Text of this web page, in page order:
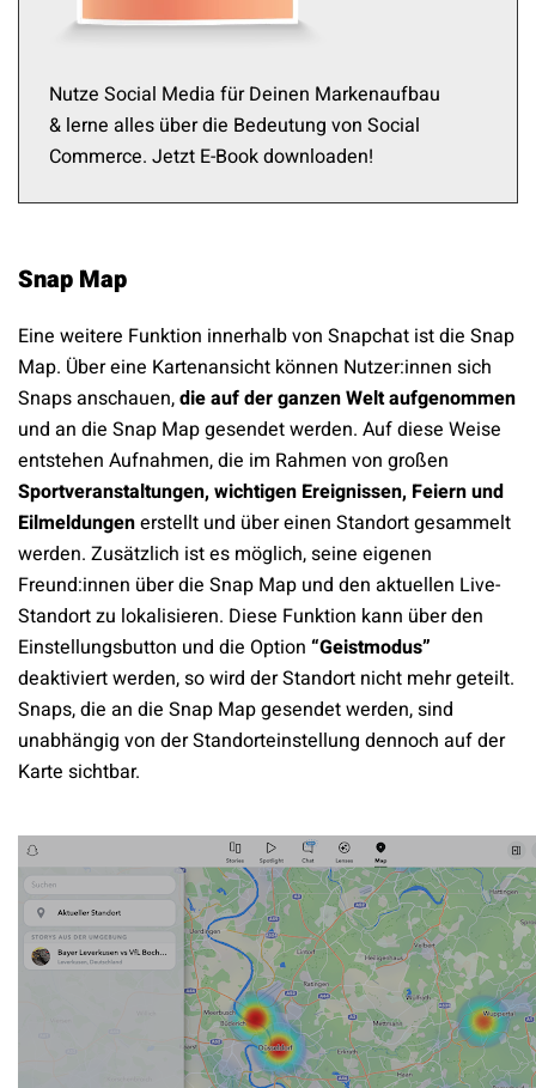
Nutze Social Media für Deinen Markenaufbau
& lerne alles über die Bedeutung von Social
Commerce. Jetzt E-Book downloaden!
Snap Map
Eine weitere Funktion innerhalb von Snapchat ist die Snap
Map. Über eine Kartenansicht können Nutzer:innen sich
Snaps anschauen,die auf der ganzen Welt aufgenommen
und an die Snap Map gesendet werden. Auf diese Weise
entstehen Aufnahmen, die im Rahmen von großen
Sportveranstaltungen, wichtigen Ereignissen, Feiern und
Eilmeldungenerstellt und über einen Standort gesammelt
werden. Zusätzlich ist es möglich, seine eigenen
Freund:innen über die Snap Map und den aktuellen Live-
Standort zu lokalisieren. Diese Funktion kann über den
Einstellungsbutton und die Option “Geistmodus”
deaktiviert werden, so wird der Standort nicht mehr geteilt.
Snaps, die an die Snap Map gesendet werden, sind
unabhängig von der Standorteinstellung dennoch auf der
Karte sichtbar.